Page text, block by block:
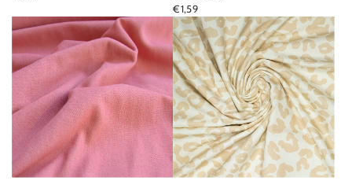
€1,59